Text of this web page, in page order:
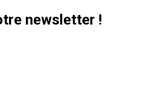
newsletter !